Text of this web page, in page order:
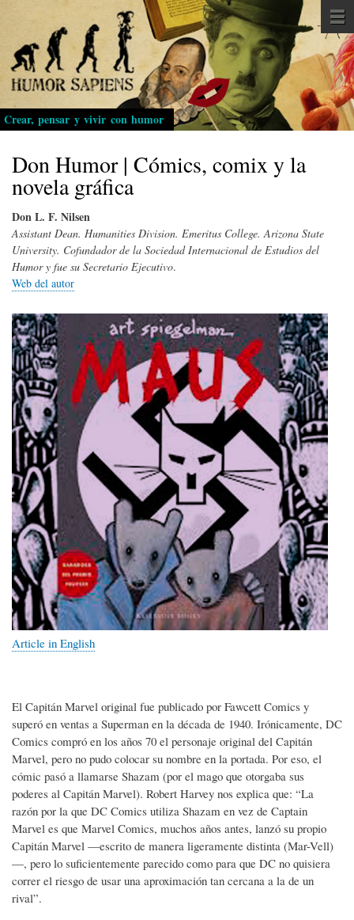
Pasar
al
contenido
principal
Crear, pensar y vivir con humor
Don Humor | Cómics, comix y la
novela gráfica
Don L. F. Nilsen
Assistant Dean. Humanities Division. Emeritus College. Arizona State
University. Cofundador de la Sociedad Internacional de Estudios del
Humor y fue su Secretario Ejecutivo.
Web del autor
Article in English
El Capitán Marvel original fue publicado por Fawcett Comics y
superó en ventas a Superman en la década de 1940. Irónicamente, DC
Comics compró en los años 70 el personaje original del Capitán
Marvel, pero no pudo colocar su nombre en la portada. Por eso, el
cómic pasó a llamarse Shazam (por el mago que otorgaba sus
poderes al Capitán Marvel). Robert Harvey nos explica que: “La
razón por la que DC Comics utiliza Shazam en vez de Captain
Marvel es que Marvel Comics, muchos años antes, lanzó su propio
Capitán Marvel —escrito de manera ligeramente distinta (Mar-Vell)
—, pero lo suficientemente parecido como para que DC no quisiera
correr el riesgo de usar una aproximación tan cercana a la de un
rival”.